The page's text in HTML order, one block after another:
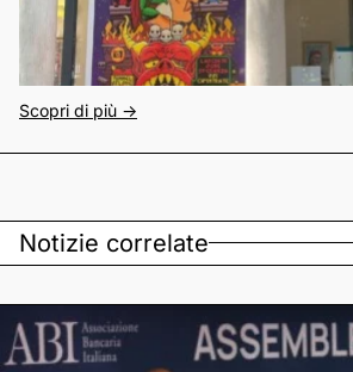
Scopri di più ->
Notizie correlate